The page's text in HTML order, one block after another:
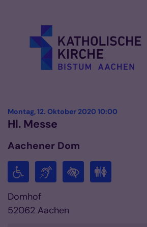
Montag, 12. Oktober 2020 10:00
Hl. Messe
Aachener Dom
Domhof
52062 Aachen